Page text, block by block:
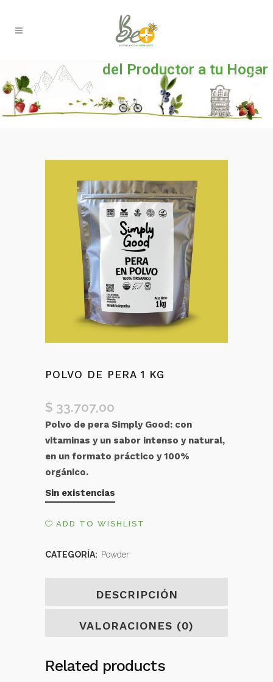
del Productor a tu Hogar
POLVO DE PERA 1 KG
$ 33.707,00
Polvo de pera Simply Good: con
vitaminas y un sabor intenso y natural,
en un formato práctico y 100%
orgánico.
Sin existencias
ADD TO WISHLIST
CATEGORÍA: Powder
DESCRIPCIÓN
VALORACIONES (0)
Related products